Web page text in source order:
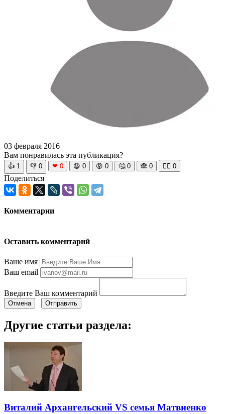
03 февраля 2016
Вам понравилась эта публикация?
👍 1 👎 0 ❤ 0 😆 0 😡 0 🤔 0 🙈 0 🧘‍♀️ 0
Поделиться
Комментарии
Оставить комментарий
Ваше имя
Ваш email
Введите Ваш комментарий
Отмена Отправить
Другие статьи раздела:
Виталий Архангельский VS семья Матвиенко